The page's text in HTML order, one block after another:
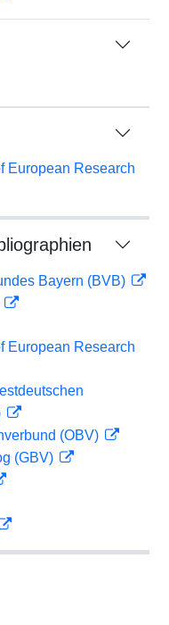
European Research
Bayern (BVB)
European Research
(OBV)
(GBV)